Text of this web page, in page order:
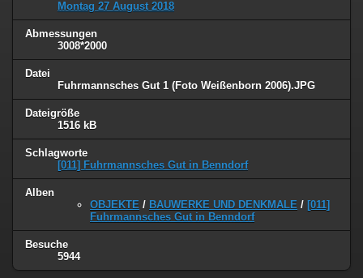
Montag 27 August 2018
Abmessungen
3008*2000
Datei
Fuhrmannsches Gut 1 (Foto Weißenborn 2006).JPG
Dateigröße
1516 kB
Schlagworte
[011] Fuhrmannsches Gut in Benndorf
Alben
OBJEKTE / BAUWERKE UND DENKMALE / [011]
Fuhrmannsches Gut in Benndorf
Besuche
5944